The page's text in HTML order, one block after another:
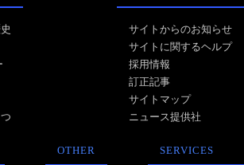
サイトからのお知らせ
サイトに関するヘルプ
採用情報
訂正記事
サイトマップ
ニュース提供社
OTHER SERVICES